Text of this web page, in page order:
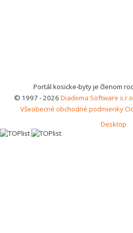
Portál kosicke-byty je členom
© 1997 - 2026 Diadema Software
Všeobecné obchodné podmienky
Desktop